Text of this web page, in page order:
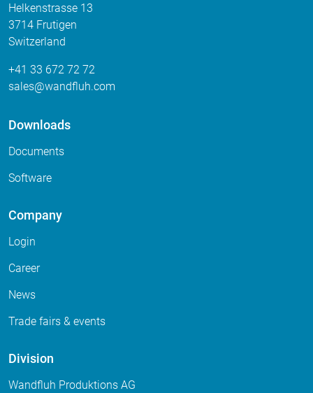
Helkenstrasse 13
3714 Frutigen
Switzerland
+41 33 672 72 72
sales
wandfluh com
Downloads
Documents
Software
Company
Login
Career
News
Trade fairs & events
Division
Wandfluh Produktions AG